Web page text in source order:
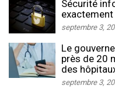
Sécurité
septembre 3,
Le
près de 20
des
septembre 3,